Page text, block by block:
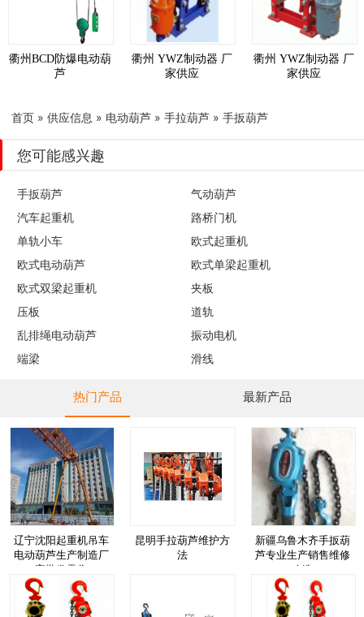
衢州BCD防爆电动葫
芦
衢州 YWZ制动器 厂
家供应
衢州 YWZ制动器 厂
家供应
首页 » 供应信息 » 电动葫芦 » 手拉葫芦 » 手扳葫芦
您可能感兴趣
手扳葫芦
气动葫芦
汽车起重机
路桥门机
单轨小车
欧式起重机
欧式电动葫芦
欧式单梁起重机
欧式双梁起重机
夹板
压板
道轨
乱排绳电动葫芦
振动电机
端梁
滑线
热门产品 最新产品
辽宁沈阳起重机吊车
电动葫芦生产制造厂
家批发零售
昆明手拉葫芦维护方
法
新疆乌鲁木齐手扳葫
芦专业生产销售维修
改造